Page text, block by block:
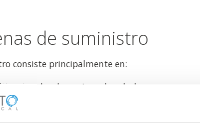
de suministro
consiste principalmente en:
de equipos de salud
externas con sede en el Reino